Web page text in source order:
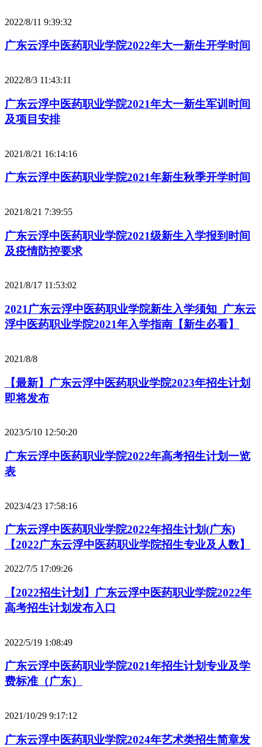
2022/8/11 9:39:32
广东云浮中医药职业学院2022年大一新生开学时间
2022/8/3 11:43:11
广东云浮中医药职业学院2021年大一新生军训时间
及项目安排
2021/8/21 16:14:16
广东云浮中医药职业学院2021年新生秋季开学时间
2021/8/21 7:39:55
广东云浮中医药职业学院2021级新生入学报到时间
及疫情防控要求
2021/8/17 11:53:02
2021广东云浮中医药职业学院新生入学须知_广东云
浮中医药职业学院2021年入学指南【新生必看】
2021/8/8
【最新】广东云浮中医药职业学院2023年招生计划
即将发布
2023/5/10 12:50:20
广东云浮中医药职业学院2022年高考招生计划一览
表
2023/4/23 17:58:16
广东云浮中医药职业学院2022年招生计划(广东)
【2022广东云浮中医药职业学院招生专业及人数】
2022/7/5 17:09:26
【2022招生计划】广东云浮中医药职业学院2022年
高考招生计划发布入口
2022/5/19 1:08:49
广东云浮中医药职业学院2021年招生计划专业及学
费标准（广东）
2021/10/29 9:17:12
广东云浮中医药职业学院2024年艺术类招生简章发